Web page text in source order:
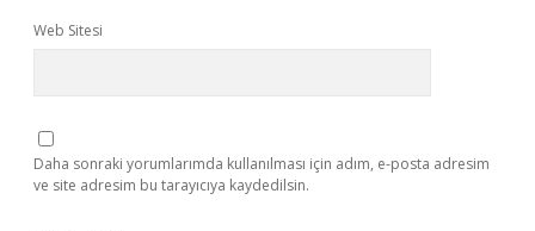
Web Sitesi
Daha sonraki yorumlarımda kullanılması için adım, e-posta adresim
ve site adresim bu tarayıcıya kaydedilsin.